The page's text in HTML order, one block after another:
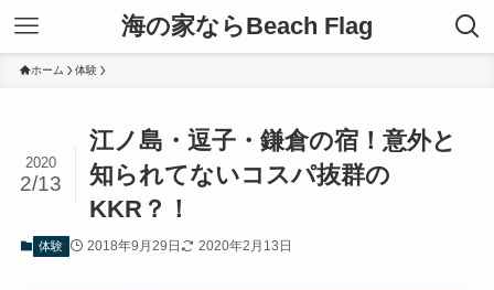
海の家ならBeach Flag
ホーム 体験
江ノ島・逗子・鎌倉の宿！意外と
知られてないコスパ抜群の
KKR？！
2020
2/13
体験 2018年9月29日 2020年2月13日